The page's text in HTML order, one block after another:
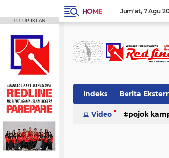
HOME Jum'at 7 Agu
Indeks Berita
Video pojok
TUTUP IKLAN